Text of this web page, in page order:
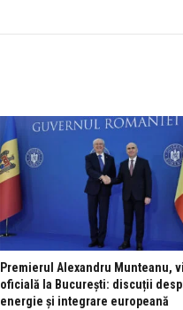
Premierul Alexandru Munteanu,
oficială la București: discuții
energie și integrare europeană